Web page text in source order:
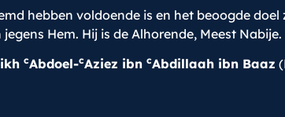
hebben voldoende is en het beoogde
Hem. Hij is de Alhorende, Meest Nabije.
cAbdoel-cAziez ibn cAbdillaah ibn Baaz